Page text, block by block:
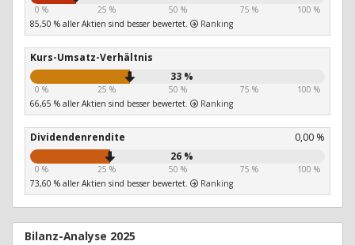
0 % 25 % 50 % 75 %
100 %
85,50 % aller Aktien sind besser bewertet.
Ranking
Kurs-Umsatz-Verhältnis
33 %
0 % 25 % 50 % 75 %
100 %
66,65 % aller Aktien sind besser bewertet.
Ranking
Dividendenrendite
0,00 %
26 %
0 % 25 % 50 % 75 %
100 %
73,60 % aller Aktien sind besser bewertet.
Ranking
Bilanz-Analyse 2025